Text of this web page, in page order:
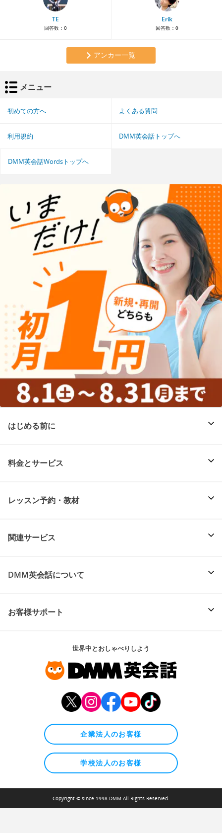
TE
回答数： 0
Erik
回答数： 0
アンカー一覧
メニュー
初めての方へ よくある質問
利用規約 DMM英会話トップへ
DMM英会話Wordsトップへ
はじめる前に
料金とサービス
レッスン予約・教材
関連サービス
DMM英会話について
お客様サポート
世界中とおしゃべりしよう
企業法人のお客様
学校法人のお客様
Copyright © since 1998 DMM All Rights Reserved.